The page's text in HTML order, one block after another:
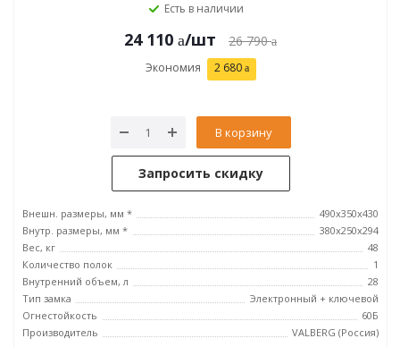
Есть в наличии
24 110 /шт 26 790
Экономия 2 680
В корзину
Запросить скидку
Внешн. размеры, мм *
490x350x430
Внутр. размеры, мм *
380х250х294
Вес, кг
48
Количество полок
1
Внутренний объем, л
28
Тип замка
Электронный + ключевой
Огнестойкость
60Б
Производитель
VALBERG (Россия)